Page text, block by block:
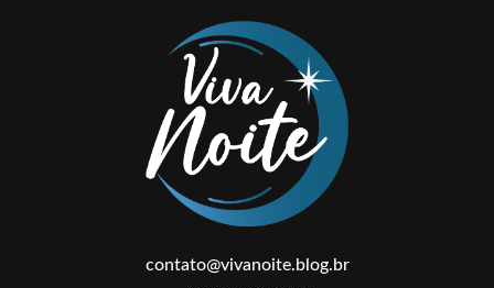
contato@vivanoite.blog.br